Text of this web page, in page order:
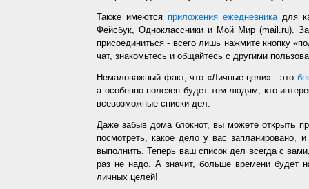
Также имеются приложения ежедневникадля
Фейсбук, Одноклассники и Мой Мир (mail.ru).
присоединиться - всего лишь нажмите кнопку
чат, знакомьтесь и общайтесь с другими
Немаловажный факт, что «Личные цели» - это
а особенно полезен будет тем людям, кто
всевозможные списки дел.
Даже забыв дома блокнот, вы можете открыть
посмотреть, какое дело у вас запланировано,
выполнить. Теперь ваш список дел всегда с
раз не надо. А значит, больше времени будет
личных целей!